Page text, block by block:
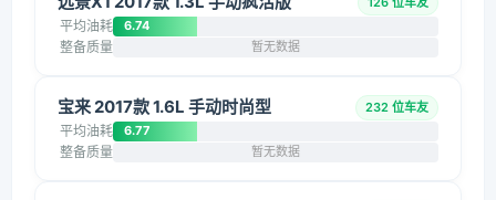
平均油耗 6.74
整备质量 暂无数据
宝来 2017款 1.6L 手动时尚型 232 位车友
平均油耗 6.77
整备质量 暂无数据